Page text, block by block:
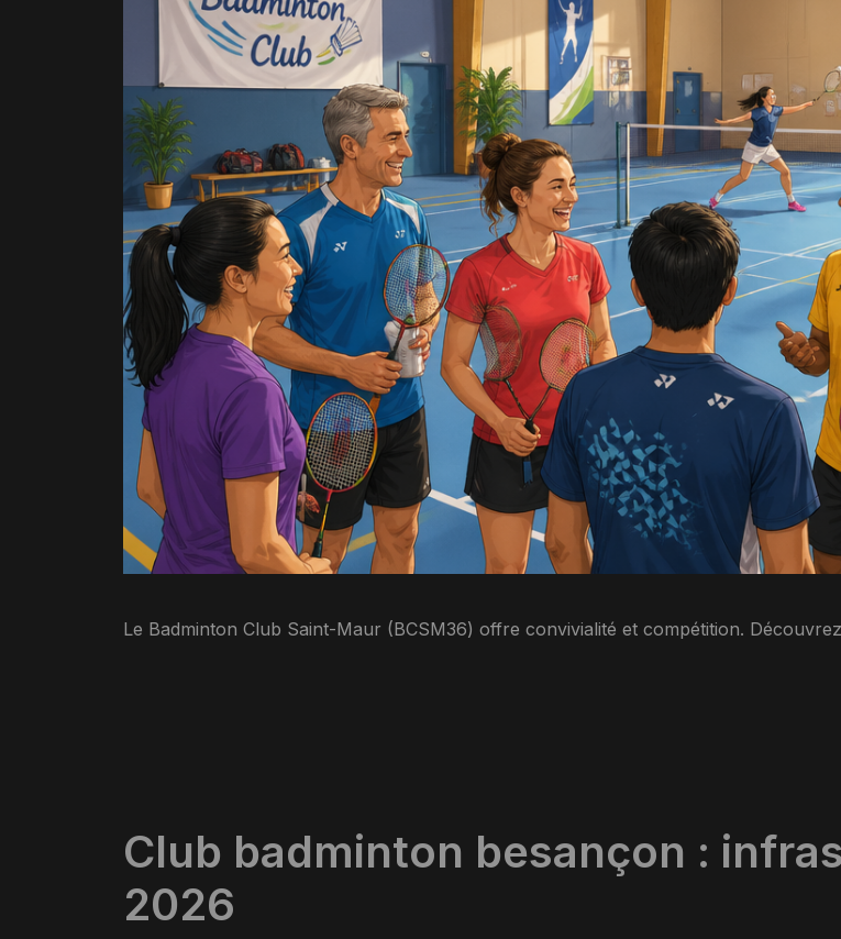
Le Badminton Club Saint-Maur (BCSM36) offre convivialité et compétition.
Club badminton besançon :
2026